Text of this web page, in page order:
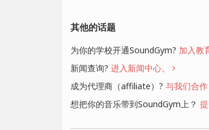
其他的话题
为你的学校开通SoundGym? 加入教
新闻查询? 进入新闻中心。
成为代理商（affiliate）? 与我们合作
想把你的音乐带到SoundGym上？